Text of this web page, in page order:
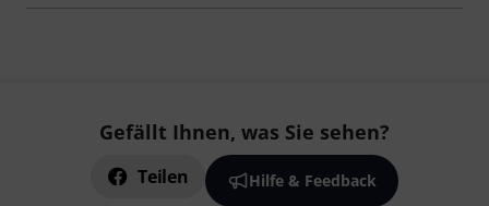
Gefällt Ihnen, was Sie sehen?
Teilen Hilfe & Feedback